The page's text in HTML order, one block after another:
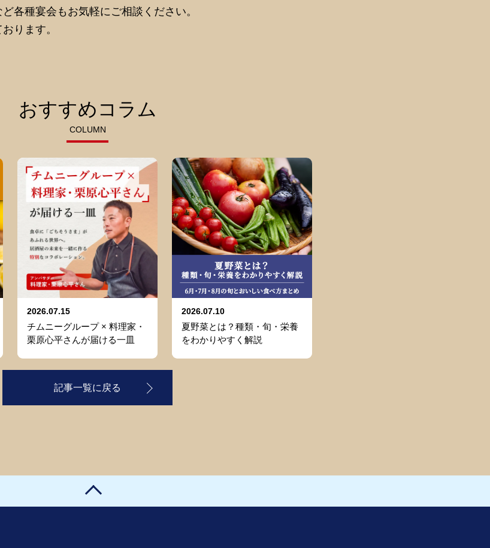
各種宴会もお気軽にご相談ください。
ります。
おすすめコラム
COLUMN
2026.07.15
チムニーグループ × 料理家・
栗原心平さんが届ける一皿
2026.07.10
夏野菜とは？種類・旬・栄養
をわかりやすく解説
記事一覧に戻る